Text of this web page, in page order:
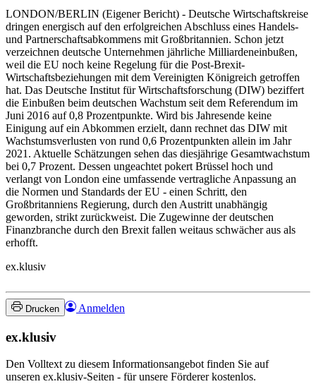
LONDON/BERLIN (Eigener Bericht) - Deutsche Wirtschaftskreise
dringen energisch auf den erfolgreichen Abschluss eines Handels-
und Partnerschaftsabkommens mit Großbritannien. Schon jetzt
verzeichnen deutsche Unternehmen jährliche Milliardeneinbußen,
weil die EU noch keine Regelung für die Post-Brexit-
Wirtschaftsbeziehungen mit dem Vereinigten Königreich getroffen
hat. Das Deutsche Institut für Wirtschaftsforschung (DIW) beziffert
die Einbußen beim deutschen Wachstum seit dem Referendum im
Juni 2016 auf 0,8 Prozentpunkte. Wird bis Jahresende keine
Einigung auf ein Abkommen erzielt, dann rechnet das DIW mit
Wachstumsverlusten von rund 0,6 Prozentpunkten allein im Jahr
2021. Aktuelle Schätzungen sehen das diesjährige Gesamtwachstum
bei 0,7 Prozent. Dessen ungeachtet pokert Brüssel hoch und
verlangt von London eine umfassende vertragliche Anpassung an
die Normen und Standards der EU - einen Schritt, den
Großbritanniens Regierung, durch den Austritt unabhängig
geworden, strikt zurückweist. Die Zugewinne der deutschen
Finanzbranche durch den Brexit fallen weitaus schwächer aus als
erhofft.
ex.klusiv
Drucken Anmelden
ex.klusiv
Den Volltext zu diesem Informationsangebot finden Sie auf
unseren ex.klusiv-Seiten - für unsere Förderer kostenlos.